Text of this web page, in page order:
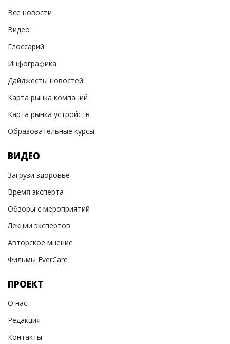
Все новости
Видео
Глоссарий
Инфографика
Дайджесты новостей
Карта рынка компаний
Карта рынка устройств
Образовательные курсы
ВИДЕО
Загрузи здоровье
Время эксперта
Обзоры с мероприятий
Лекции экспертов
Авторское мнение
Фильмы EverCare
ПРОЕКТ
О нас
Редакция
Контакты